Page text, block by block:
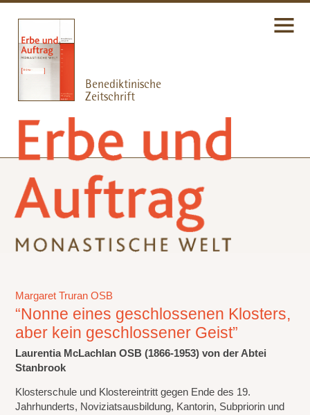
Margaret Truran OSB
“Nonne eines geschlossenen Klosters,
aber kein geschlossener Geist”
Laurentia McLachlan OSB (1866-1953) von der Abtei
Stanbrook
Klosterschule und Klostereintritt gegen Ende des 19.
Jahrhunderts, Noviziatsausbildung, Kantorin, Subpriorin und